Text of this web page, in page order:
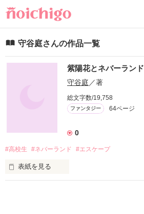
守谷庭さんの作品一覧
紫陽花とネバーランド
守谷庭 ／著
総文字数/19,758
ファンタジー 64ページ
0
#高校生 #ネバーランド #エスケープ
表紙を見る